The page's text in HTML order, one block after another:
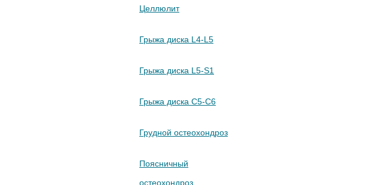
Целлюлит
Грыжа диска L4-L5
Грыжа диска L5-S1
Грыжа диска C5-C6
Грудной остеохондроз
Поясничный
остеохондроз